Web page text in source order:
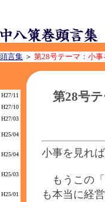
言集 ＞ 第28号テーマ：小
H27/11
H27/10
H27/03
H25/04
H25/04
H25/03
H25/01
第28号
小事を見れ
もうこの「
も本当に経